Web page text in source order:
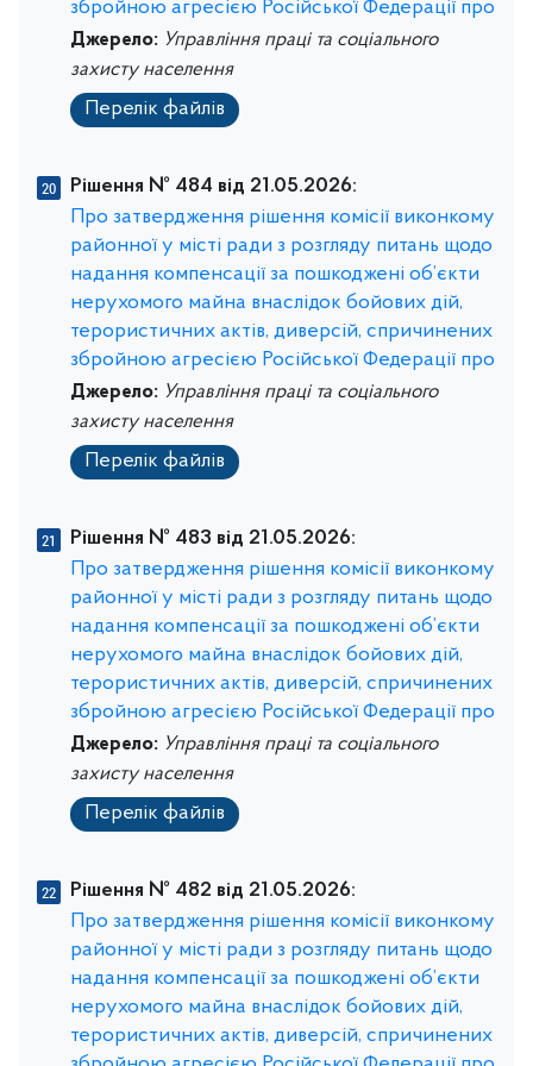
збройною агресією Російської Федерації про
Джерело: Управління праці та соціального
захисту населення
Перелік файлів
Рішення № 484 від 21.05.2026:
Про затвердження рішення комісії виконкому
районної у місті ради з розгляду питань щодо
надання компенсації за пошкоджені об’єкти
нерухомого майна внаслідок бойових дій,
терористичних актів, диверсій, спричинених
збройною агресією Російської Федерації про
Джерело: Управління праці та соціального
захисту населення
Перелік файлів
Рішення № 483 від 21.05.2026:
Про затвердження рішення комісії виконкому
районної у місті ради з розгляду питань щодо
надання компенсації за пошкоджені об’єкти
нерухомого майна внаслідок бойових дій,
терористичних актів, диверсій, спричинених
збройною агресією Російської Федерації про
Джерело: Управління праці та соціального
захисту населення
Перелік файлів
Рішення № 482 від 21.05.2026:
Про затвердження рішення комісії виконкому
районної у місті ради з розгляду питань щодо
надання компенсації за пошкоджені об’єкти
нерухомого майна внаслідок бойових дій,
терористичних актів, диверсій, спричинених